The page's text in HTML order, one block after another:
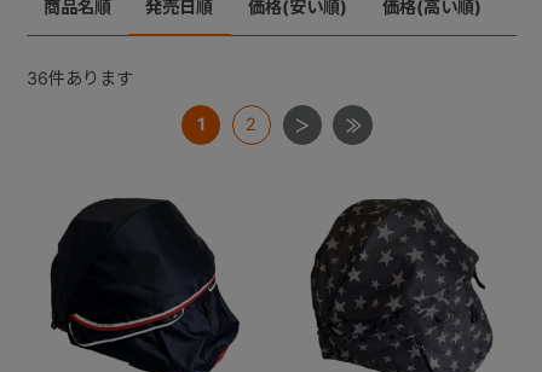
商品名順 発売日順 価格(安い順) 価格(高い順)
36件あります
1 2